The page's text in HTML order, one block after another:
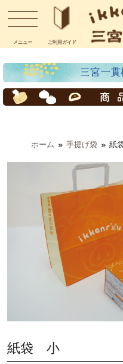
メニュー ご利用 ガイド
お
ホーム 手提げ袋 紙
紙袋 小